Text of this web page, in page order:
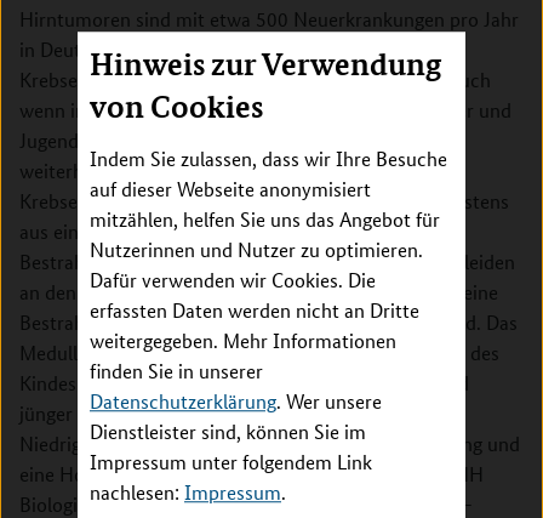
Hinweis zur Verwendung
von Cookies
Indem Sie zulassen, dass wir Ihre Besuche
auf dieser Webseite anonymisiert
mitzählen, helfen Sie uns das Angebot für
Nutzerinnen und Nutzer zu optimieren.
Dafür verwenden wir Cookies. Die
erfassten Daten werden nicht an Dritte
weitergegeben. Mehr Informationen
finden Sie in unserer
Datenschutzerklärung. Wer unsere
Dienstleister sind, können Sie im
Impressum unter folgendem Link
nachlesen: Impressum.
Hirntumoren sind mit etwa 500 Neuerkrankungen pro Jahr
in Deutschland die größte Gruppe unter den soliden
Krebserkrankungen des Kindes- und Jugendalters. Auch
wenn inzwischen mehr als 2/3 der betroffenen Kinder und
Jugendlichen geheilt werden, stellen Hirntumoren
weiterhin die häufigste Todesursache unter den
Krebserkrankungen dar. Die Behandlung besteht meistens
aus einer multimodalen Therapie aus Operation,
Bestrahlung und Chemotherapie. Viele Überlebende leiden
an den Spätfolgen ihrer Erkrankung, vor allem wenn eine
Bestrahlung bei sehr jungen Kindern angewendet wird. Das
Medulloblastom ist der häufigste maligne Hirntumor des
Kindes- und Jugendalters, ca. 40% der Patienten sind
jünger als 5 Jahre. Diese Kinder können in eine
Niedrigrisiko-Gruppe mit einer SHH-Tumoraktivierung und
eine Hochrisiko-Gruppe mit einer non-WNT/non-SHH
Biologie eingeteilt werden. Für Kinder mit einer SHH-